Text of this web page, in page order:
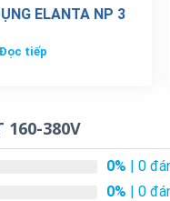
ELANTA NP 3
Đọc tiếp
380V
0% | 0
0% | 0